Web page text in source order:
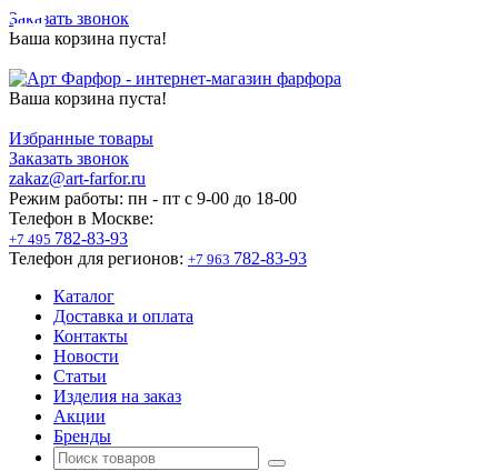
Заказать звонок
Ваша корзина пуста!
Ваша корзина пуста!
Избранные товары
Заказать звонок
zakaz@art-farfor.ru
Режим работы: пн - пт c 9-00 до 18-00
Телефон в Москве:
+7 495 782-83-93
Телефон для регионов: +7 963 782-83-93
Каталог
Доставка и оплата
Контакты
Новости
Статьи
Изделия на заказ
Акции
Бренды